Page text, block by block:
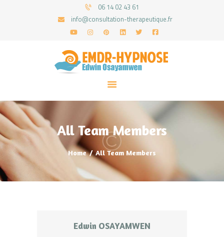
06 14 02 43 61
info@consultation-therapeutique.fr
All Team Members
Home All Team Members
ACCUEIL
MON APPROCHE
ARTICLES
CONSULTATIONS
PRENEZ UN RDV
Edwin OSAYAMWEN